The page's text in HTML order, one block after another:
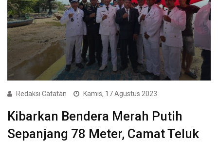
Redaksi Catatan Kamis, 17 Agustus 2023
Kibarkan Bendera Merah Putih
Sepanjang 78 Meter, Camat Teluk